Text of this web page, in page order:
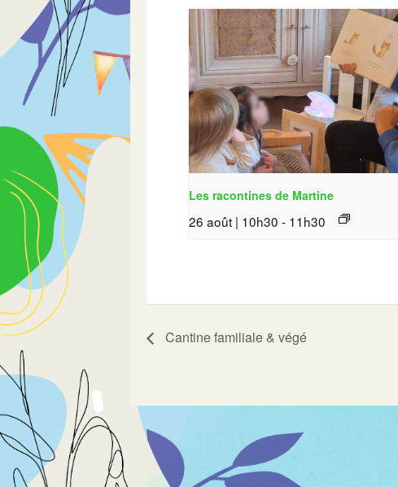
Les racontines de Martine
26 août | 10h30 - 11h30
Cantine familiale & végé